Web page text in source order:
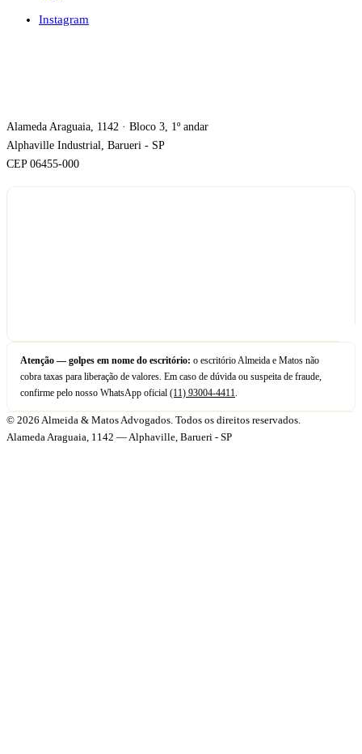
Instagram
Alameda Araguaia, 1142 · Bloco 3, 1º andar
Alphaville Industrial, Barueri - SP
CEP 06455-000
Atenção — golpes em nome do escritório: o escritório Almeida e Matos não
cobra taxas para liberação de valores. Em caso de dúvida ou suspeita de fraude,
confirme pelo nosso WhatsApp oficial (11) 93004-4411.
© 2026 Almeida & Matos Advogados. Todos os direitos reservados.
Alameda Araguaia, 1142 — Alphaville, Barueri - SP